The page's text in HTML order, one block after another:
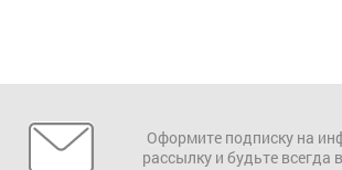
Оформите подписку на
рассылку и будьте всегда